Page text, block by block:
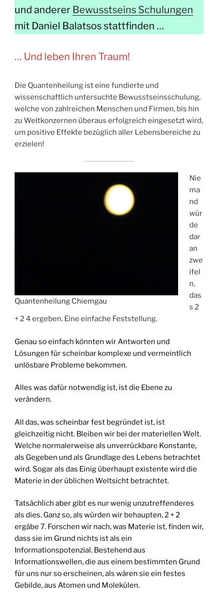
und anderer Bewusstseins Schulungen
mit Daniel Balatsos stattfinden …
… Und leben Ihren Traum!
Die Quantenheilung ist eine fundierte und
wissenschaftlich untersuchte Bewusstseinsschulung,
welche von zahlreichen Menschen und Firmen, bis hin
zu Weltkonzernen überaus erfolgreich eingesetzt wird,
um positive Effekte bezüglich aller Lebensbereiche zu
erzielen!
Quantenheilung Chiemgau
Nie
ma
nd
wür
de
dar
an
zwe
ifel
n,
das
s 2
+ 2 4 ergeben. Eine einfache Feststellung.
Genau so einfach könnten wir Antworten und
Lösungen für scheinbar komplexe und vermeintlich
unlösbare Probleme bekommen.
Alles was dafür notwendig ist, ist die Ebene zu
verändern.
All das, was scheinbar fest begründet ist, ist
gleichzeitig nicht. Bleiben wir bei der materiellen Welt.
Welche normalerweise als unverrückbare Konstante,
als Gegeben und als Grundlage des Lebens betrachtet
wird. Sogar als das Einig überhaupt existente wird die
Materie in der üblichen Weltsicht betrachtet.
Tatsächlich aber gibt es nur wenig unzutreffenderes
als dies. Ganz so, als würden wir behaupten, 2 + 2
ergäbe 7. Forschen wir nach, was Materie ist, finden wir,
dass sie im Grund nichts ist als ein
Informationspotenzial. Bestehend aus
Informationswellen, die aus einem bestimmten Grund
für uns nur so erscheinen, als wären sie ein festes
Gebilde, aus Atomen und Molekülen.